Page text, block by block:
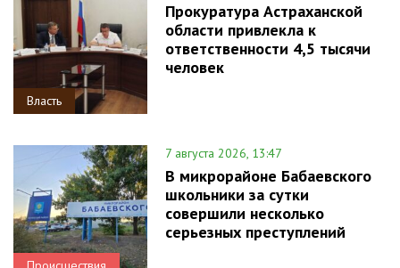
Власть
Прокуратура Астраханской
области привлекла к
ответственности 4,5 тысячи
человек
7 августа 2026, 13:47
В микрорайоне Бабаевского
школьники за сутки
совершили несколько
серьезных преступлений